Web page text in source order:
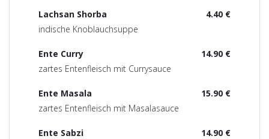
4.40 €
Lachsan Shorba
indische Knoblauchsuppe
14.90 €
Ente Curry
zartes Entenfleisch mit Currysauce
15.90 €
Ente Masala
zartes Entenfleisch mit Masalasauce
14.90 €
Ente Sabzi